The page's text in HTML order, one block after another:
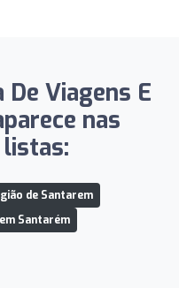
Viagens E
nas
de Santarem
Santarém